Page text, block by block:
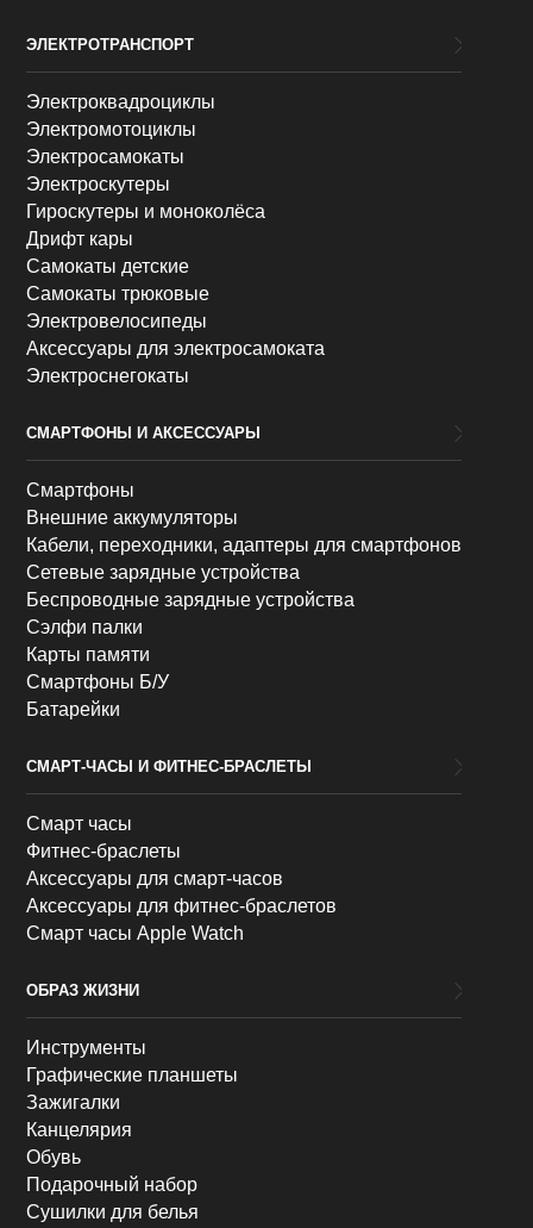
ЭЛЕКТРОТРАНСПОРТ
Электроквадроциклы
Электромотоциклы
Электросамокаты
Электроскутеры
Гироскутеры и моноколёса
Дрифт кары
Самокаты детские
Самокаты трюковые
Электровелосипеды
Аксессуары для электросамоката
Электроснегокаты
СМАРТФОНЫ И АКСЕССУАРЫ
Смартфоны
Внешние аккумуляторы
Кабели, переходники, адаптеры для смартфонов
Сетевые зарядные устройства
Беспроводные зарядные устройства
Сэлфи палки
Карты памяти
Смартфоны Б/У
Батарейки
СМАРТ-ЧАСЫ И ФИТНЕС-БРАСЛЕТЫ
Смарт часы
Фитнес-браслеты
Аксессуары для смарт-часов
Аксессуары для фитнес-браслетов
Смарт часы Apple Watch
ОБРАЗ ЖИЗНИ
Инструменты
Графические планшеты
Зажигалки
Канцелярия
Обувь
Подарочный набор
Сушилки для белья